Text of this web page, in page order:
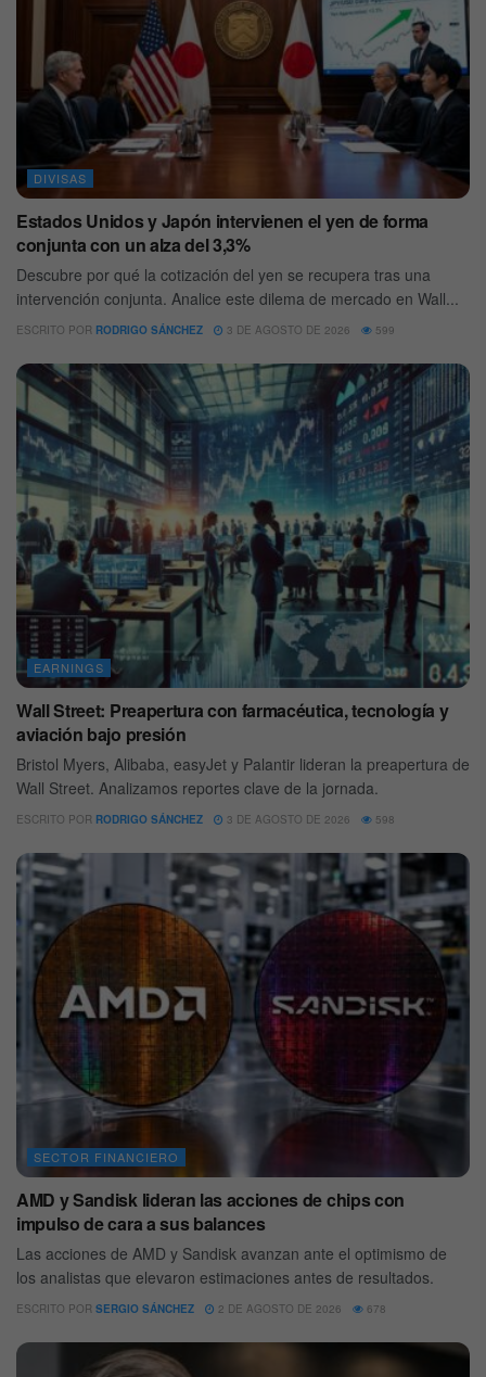
DIVISAS
Estados Unidos y Japón intervienen el yen de forma
conjunta con un alza del 3,3%
Descubre por qué la cotización del yen se recupera tras una
intervención conjunta. Analice este dilema de mercado en Wall...
ESCRITO POR RODRIGO SÁNCHEZ 3 DE AGOSTO DE 2026 599
EARNINGS
Wall Street: Preapertura con farmacéutica, tecnología y
aviación bajo presión
Bristol Myers, Alibaba, easyJet y Palantir lideran la preapertura de
Wall Street. Analizamos reportes clave de la jornada.
ESCRITO POR RODRIGO SÁNCHEZ 3 DE AGOSTO DE 2026 598
SECTOR FINANCIERO
AMD y Sandisk lideran las acciones de chips con
impulso de cara a sus balances
Las acciones de AMD y Sandisk avanzan ante el optimismo de
los analistas que elevaron estimaciones antes de resultados.
ESCRITO POR SERGIO SÁNCHEZ 2 DE AGOSTO DE 2026 678